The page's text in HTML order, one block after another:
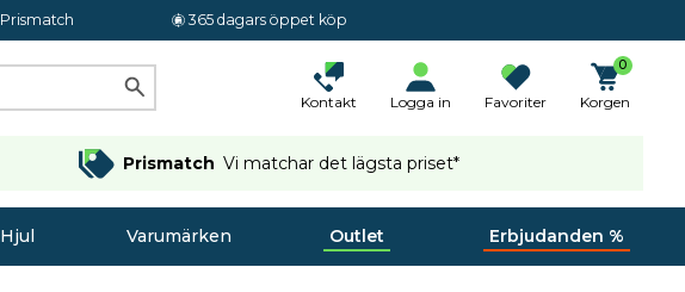
Prismatch 365 dagars öppet köp
Kontakt Logga in Favoriter
0
Korgen
Prismatch Vi matchar det lägsta priset*
Hjul Varumärken Outlet Erbjudanden %